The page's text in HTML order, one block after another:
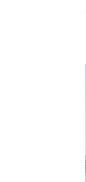
クジラへのス
3.クジラとの距離
クジラの観察
示がある場合
ツアー当日は
金はいたしま
沖縄の1月～3
船酔いしやす
ツアー中に、